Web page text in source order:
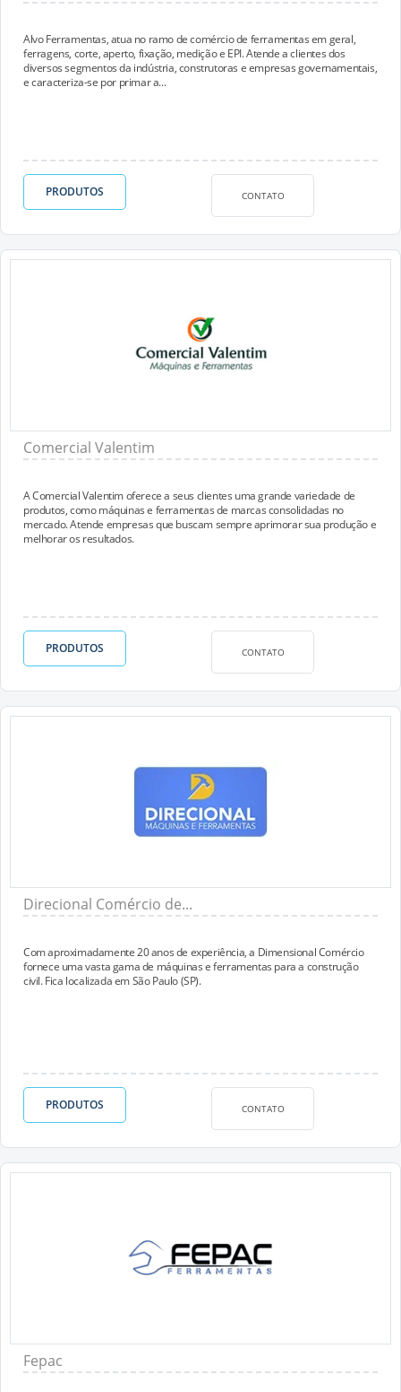
Alvo Ferramentas, atua no ramo de comércio de ferramentas em geral,
ferragens, corte, aperto, fixação, medição e EPI. Atende a clientes dos
diversos segmentos da indústria, construtoras e empresas governamentais,
e caracteriza-se por primar a...
PRODUTOS CONTATO
Comercial Valentim
A Comercial Valentim oferece a seus clientes uma grande variedade de
produtos, como máquinas e ferramentas de marcas consolidadas no
mercado. Atende empresas que buscam sempre aprimorar sua produção e
melhorar os resultados.
PRODUTOS CONTATO
Direcional Comércio de...
Com aproximadamente 20 anos de experiência, a Dimensional Comércio
fornece uma vasta gama de máquinas e ferramentas para a construção
civil. Fica localizada em São Paulo (SP).
PRODUTOS CONTATO
Fepac